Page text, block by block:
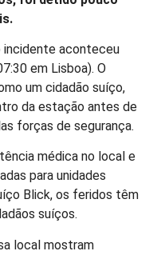
incidente aconteceu
em Lisboa). O
um cidadão suíço,
da estação antes de
forças de segurança.
médica no local e
para unidades
Blick, os feridos têm
suíços.
local mostram